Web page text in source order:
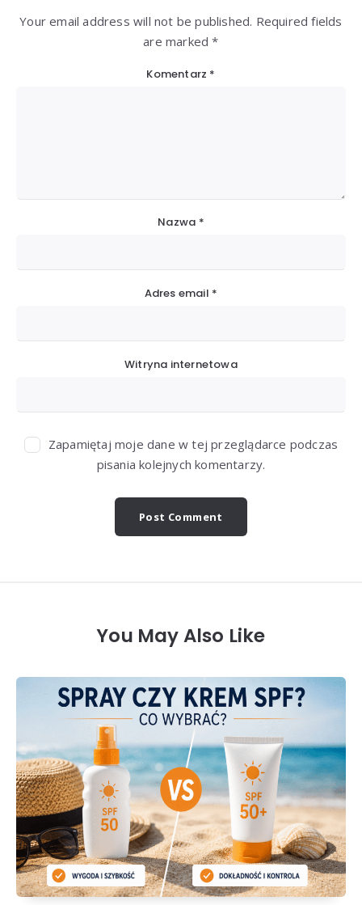
Your email address will not be published. Required fields
are marked *
Komentarz *
Nazwa *
Adres email *
Witryna internetowa
Zapamiętaj moje dane w tej przeglądarce podczas
pisania kolejnych komentarzy.
You May Also Like